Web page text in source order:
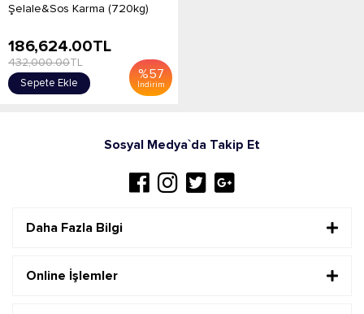
Şelale&Sos Karma (720kg)
%57
İndirim
186,624.00TL
432,000.00TL
Sepete Ekle
Sosyal Medya`da Takip Et
Daha Fazla Bilgi
Online İşlemler